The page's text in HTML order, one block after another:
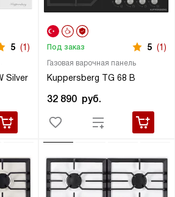
Silver
5 (1)
Газовая варочная панель
Kuppersberg TG 68 B
Под заказ 5 (1)
32 890 руб.